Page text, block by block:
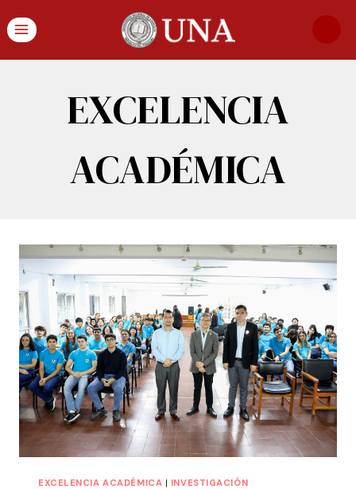
EXCELENCIA
ACADÉMICA
EXCELENCIA ACADÉMICA | INVESTIGACIÓN